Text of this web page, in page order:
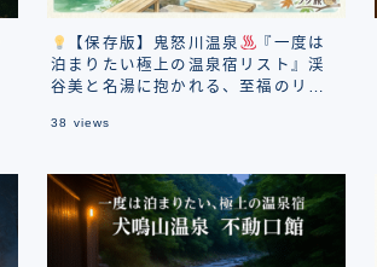
【保存版】鬼怒川温泉
『一度は
泊まりたい極上の温泉宿リスト』渓
谷美と名湯に抱かれる、至福のリト
38 views